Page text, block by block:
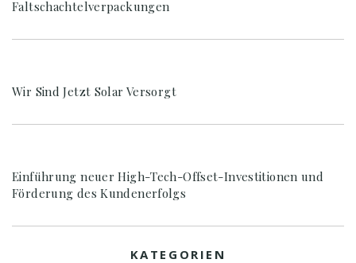
Faltschachtelverpackungen
Wir Sind Jetzt Solar Versorgt
Einführung neuer High-Tech-Offset-Investitionen und
Förderung des Kundenerfolgs
KATEGORIEN